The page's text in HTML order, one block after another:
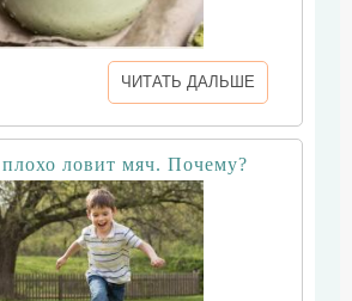
ЧИТАТЬ ДАЛЬШЕ
ловит мяч. Почему?